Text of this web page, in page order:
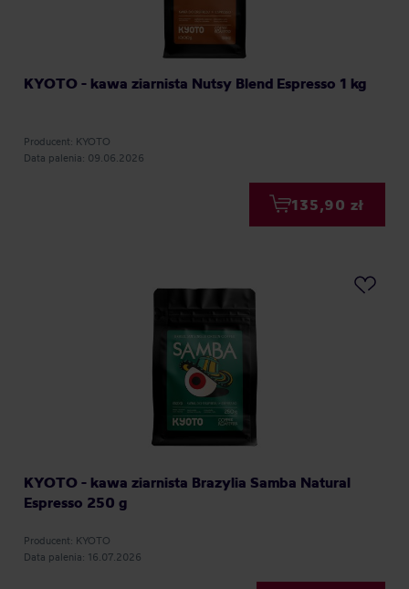
KYOTO - kawa ziarnista Nutsy Blend Espresso 1 kg
Producent: KYOTO
Data palenia: 09.06.2026
135,90 zł
KYOTO - kawa ziarnista Brazylia Samba Natural
Espresso 250 g
Producent: KYOTO
Data palenia: 16.07.2026